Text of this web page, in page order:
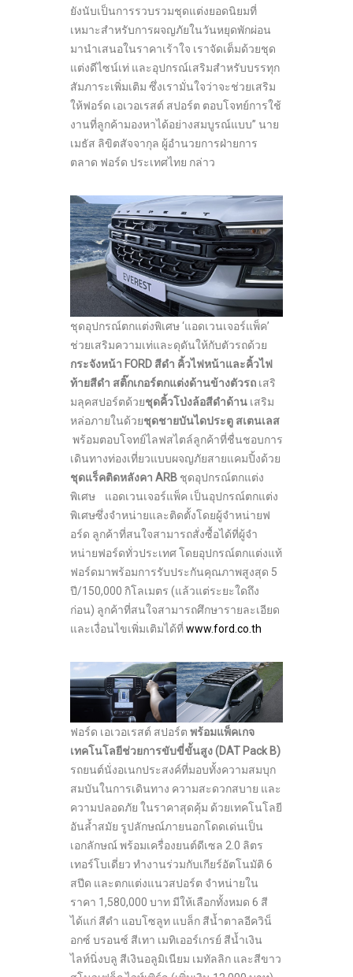
ยังนับเป็นการรวบรวมชุดแต่งยอดนิยมที่
เหมาะสำหรับการผจญภัยในวันหยุดพักผ่อน
มานำเสนอในราคาเร้าใจ เราจัดเต็มด้วยชุด
แต่งดีไซน์เท่ และอุปกรณ์เสริมสำหรับบรรทุก
สัมภาระเพิ่มเติม ซึ่งเรามั่นใจว่าจะช่วยเสริม
ให้ฟอร์ด เอเวอเรสต์ สปอร์ต ตอบโจทย์การใช้
งานที่ลูกค้ามองหาได้อย่างสมบูรณ์แบบ” นาย
เมธัส ลิขิตสัจจากุล ผู้อำนวยการฝ่ายการ
ตลาด ฟอร์ด ประเทศไทย กล่าว
ชุดอุปกรณ์ตกแต่งพิเศษ ‘แอดเวนเจอร์แพ็ค’
ช่วยเสริมความเท่และดุดันให้กับตัวรถด้วย
กระจังหน้า FORD สีดำ คิ้วไฟหน้าและคิ้วไฟ
ท้ายสีดำ สติ๊กเกอร์ตกแต่งด้านข้างตัวรถ เสริ
มลุคสปอร์ตด้วยชุดคิ้วโป่งล้อสีดำด้าน เสริม
หล่อภายในด้วยชุดชายบันไดประตู สเตนเลส
พร้อมตอบโจทย์ไลฟสไตล์ลูกค้าที่ชื่นชอบการ
เดินทางท่องเที่ยวแบบผจญภัยสายแคมปิ้งด้วย
ชุดแร็คติดหลังคา ARB ชุดอุปกรณ์ตกแต่ง
พิเศษ แอดเวนเจอร์แพ็ค เป็นอุปกรณ์ตกแต่ง
พิเศษซึ่งจำหน่ายและติดตั้งโดยผู้จำหน่ายฟ
อร์ด ลูกค้าที่สนใจสามารถสั่งซื้อได้ที่ผู้จำ
หน่ายฟอร์ดทั่วประเทศ โดยอุปกรณ์ตกแต่งแท้
ฟอร์ดมาพร้อมการรับประกันคุณภาพสูงสุด 5
ปี/150,000 กิโลเมตร (แล้วแต่ระยะใดถึง
ก่อน) ลูกค้าที่สนใจสามารถศึกษารายละเอียด
และเงื่อนไขเพิ่มเติมได้ที่www.ford.co.th
ฟอร์ด เอเวอเรสต์ สปอร์ต พร้อมแพ็คเกจ
เทคโนโลยีช่วยการขับขี่ขั้นสูง(DAT Pack B)
รถยนต์นั่งอเนกประสงค์ที่มอบทั้งความสมบุก
สมบันในการเดินทาง ความสะดวกสบาย และ
ความปลอดภัย ในราคาสุดคุ้ม ด้วยเทคโนโลยี
อันล้ำสมัย รูปลักษณ์ภายนอกโดดเด่นเป็น
เอกลักษณ์ พร้อมเครื่องยนต์ดีเซล 2.0 ลิตร
เทอร์โบเดี่ยว ทำงานร่วมกับเกียร์อัตโนมัติ 6
สปีด และตกแต่งแนวสปอร์ต จำหน่ายใน
ราคา 1,580,000 บาท มีให้เลือกทั้งหมด 6 สี
ได้แก่ สีดำ แอบโซลูท แบล็ก สีน้ำตาลอีควิน็
อกซ์ บรอนซ์ สีเทา เมทิเออร์เกรย์ สีน้ำเงิน
ไลท์นิ่งบลู สีเงินอลูมิเนียม เมทัลลิก และสีขาว